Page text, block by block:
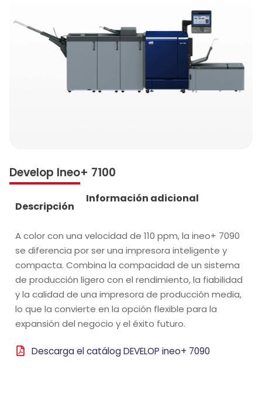
Develop Ineo+ 7100
Descripción
Información adicional
A color con una velocidad de 110 ppm, la ineo+ 7090
se diferencia por ser una impresora inteligente y
compacta. Combina la compacidad de un sistema
de producción ligero con el rendimiento, la fiabilidad
y la calidad de una impresora de producción media,
lo que la convierte en la opción flexible para la
expansión del negocio y el éxito futuro.
Descarga el catálog DEVELOP ineo+ 7090